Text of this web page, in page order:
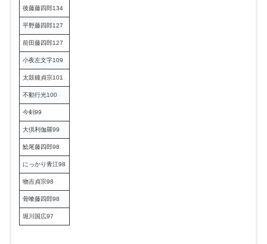
後藤藤四郎134
平野藤四郎127
前田藤四郎127
小夜左文字109
太鼓鐘貞宗101
不動行光100
今剣99
大倶利伽羅99
鯰尾藤四郎98
にっかり青江98
物吉貞宗98
骨喰藤四郎98
堀川国広97